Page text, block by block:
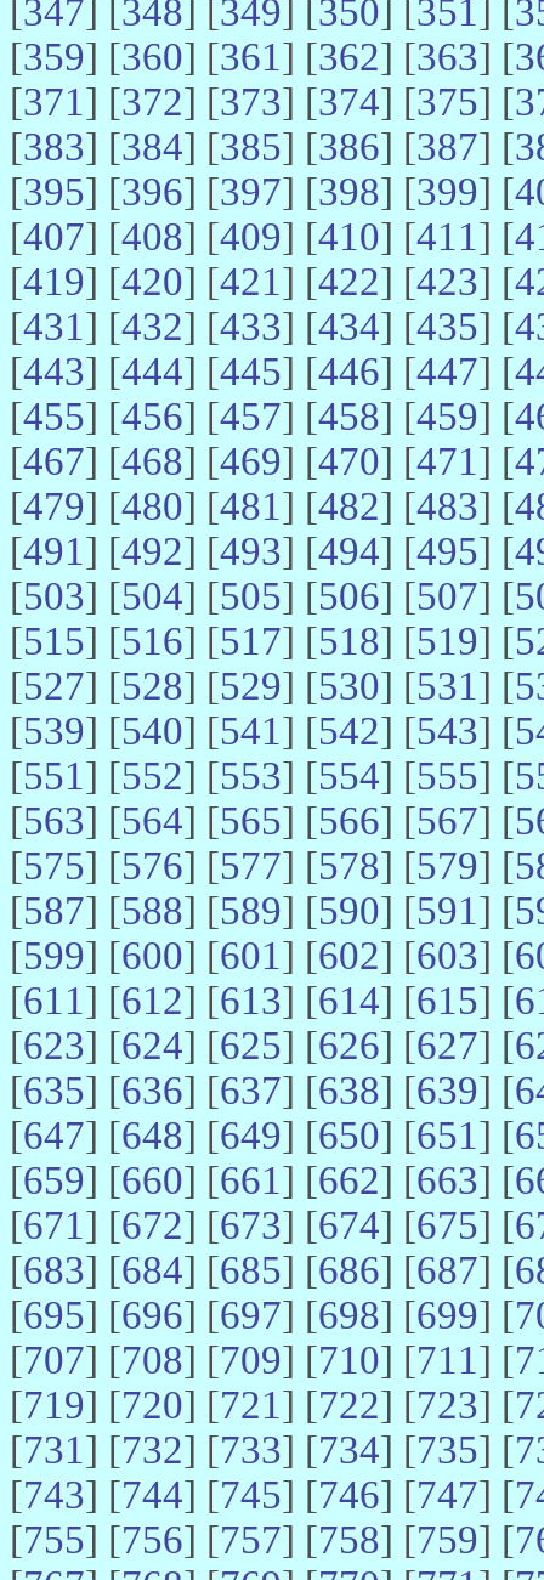
[347] [348] [349] [350] [351] [
[359] [360] [361] [362] [363] [
[371] [372] [373] [374] [375] [
[383] [384] [385] [386] [387] [
[395] [396] [397] [398] [399] [
[407] [408] [409] [410] [411] [
[419] [420] [421] [422] [423] [
[431] [432] [433] [434] [435] [
[443] [444] [445] [446] [447] [
[455] [456] [457] [458] [459] [
[467] [468] [469] [470] [471] [
[479] [480] [481] [482] [483] [
[491] [492] [493] [494] [495] [
[503] [504] [505] [506] [507] [
[515] [516] [517] [518] [519] [
[527] [528] [529] [530] [531] [
[539] [540] [541] [542] [543] [
[551] [552] [553] [554] [555] [
[563] [564] [565] [566] [567] [
[575] [576] [577] [578] [579] [
[587] [588] [589] [590] [591] [
[599] [600] [601] [602] [603] [
[611] [612] [613] [614] [615] [
[623] [624] [625] [626] [627] [
[635] [636] [637] [638] [639] [
[647] [648] [649] [650] [651] [
[659] [660] [661] [662] [663] [
[671] [672] [673] [674] [675] [
[683] [684] [685] [686] [687] [
[695] [696] [697] [698] [699] [
[707] [708] [709] [710] [711] [
[719] [720] [721] [722] [723] [
[731] [732] [733] [734] [735] [
[743] [744] [745] [746] [747] [
[755] [756] [757] [758] [759] [